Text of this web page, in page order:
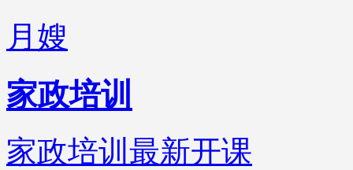
月嫂
家政培训
家政培训最新开课